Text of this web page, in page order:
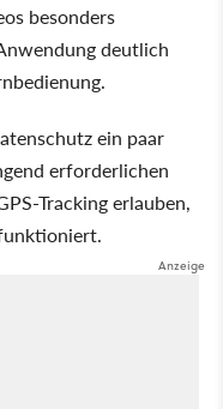
besonders
deutlich
ein paar
erforderlichen
Tracking erlauben,